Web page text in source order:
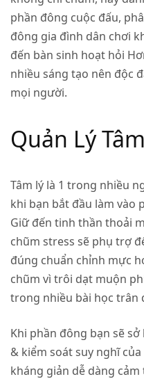
phần đông cuộc đấu,
đông gia đình dân chơi
đến bàn sinh hoạt hỏi
nhiều sáng tạo nên độc
mọi người.
Quản Lý
Tâm lý là 1 trong nhiều
khi bạn bắt đầu làm vào
Giữ đến tinh thần thoải
chũm stress sẽ phụ trợ
đúng chuẩn chỉnh mực
chũm vì trôi dạt muộn
trong nhiều bài học trân
Khi phần đông bạn sẽ
& kiểm soát suy nghĩ
kháng giản dễ dàng